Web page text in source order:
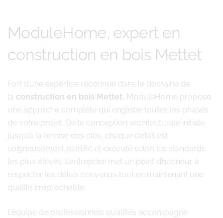
ModuleHome, expert en
construction en bois Mettet
Fort d’une expertise reconnue dans le domaine de
la construction en bois Mettet , ModuleHome propose
une approche complète qui englobe toutes les phases
de votre projet. De la conception architecturale initiale
jusqu’à la remise des clés, chaque détail est
soigneusement planifié et exécuté selon les standards
les plus élevés. L’entreprise met un point d’honneur à
respecter les délais convenus tout en maintenant une
qualité irréprochable.
L’équipe de professionnels qualifiés accompagne